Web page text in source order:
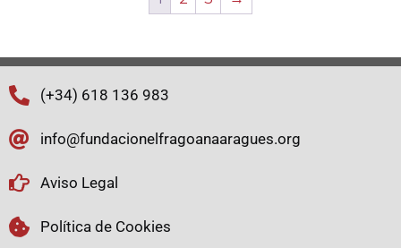
(+34) 618 136 983
info@fundacionelfragoanaaragues.org
Aviso Legal
Política de Cookies